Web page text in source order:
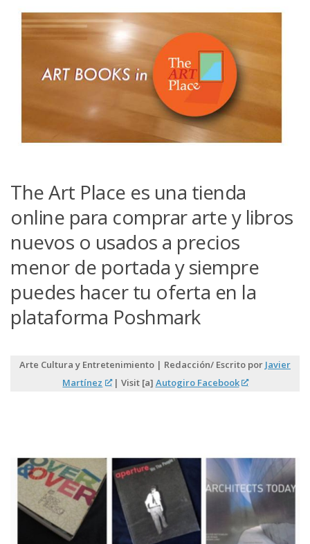
The Art Place es una tienda
online para comprar arte y libros
nuevos o usados a precios
menor de portada y siempre
puedes hacer tu oferta en la
plataforma Poshmark
Arte Cultura y Entretenimiento | Redacción/ Escrito por Javier
Martínez
| Visit [a] Autogiro Facebook